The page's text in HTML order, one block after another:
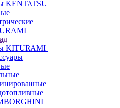
KENTATSU
KITURAMI